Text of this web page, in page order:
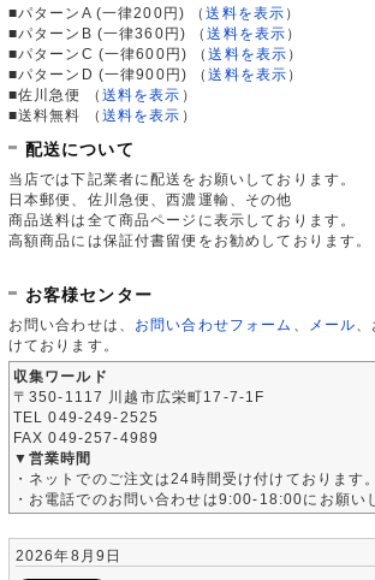
■パターンA (一律200円)
（送料を表示 ）
■パターンB (一律360円)
（送料を表示 ）
■パターンC (一律600円)
（送料を表示 ）
■パターンD (一律900円)
（送料を表示 ）
■佐川急便
（ 送料を表示 ）
■送料無料
（ 送料を表示 ）
配送について
当店では下記業者に配送をお願いしております。
日本郵便、佐川急便、西濃運輸、その他
商品送料は全て商品ページに表示しております。
高額商品には保証付書留便をお勧めしております。
お客様センター
お問い合わせは、 お問い合わせフォーム メール
けております。
収集ワールド
〒350-1117 川越市広栄町17-7-1F
TEL 049-249-2525
FAX 049-257-4989
▼営業時間
・ネットでのご注文は24時間受け付けております。
・お電話でのお問い合わせは9:00-18:00にお願い
2026年8月9日